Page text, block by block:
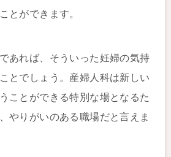
とができます。
あれば、そういった妊婦の気持
とでしょう。産婦人科は新しい
ことができる特別な場となるた
やりがいのある職場だと言えま